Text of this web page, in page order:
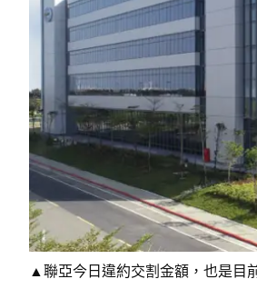
▲聯亞今日違約交割金額，也是目